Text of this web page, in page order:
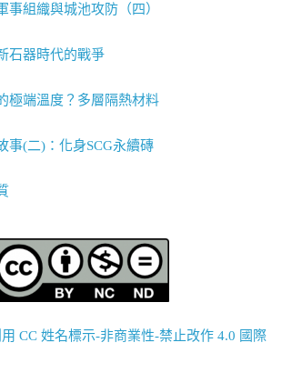
事組織與城池攻防（四）
石器時代的戰爭
極端溫度？多層隔熱材料
事(二)：化身SCG永續磚
CC 姓名標示-非商業性-禁止改作 4.0 國際